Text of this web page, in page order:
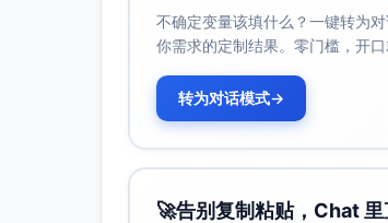
11:00–12:00 外部触达与跟
投资人/战略客户Call
未接通的使用CRM序列自
仅此时段查看收件箱并深
13:00–15:00 核心深度工作
周一/周三：数据看板建
不确定变量该填什么？一键转为
你需求的定制结果。零门槛，开口
转为对话模式→
🚀告别复制粘贴，Chat 里